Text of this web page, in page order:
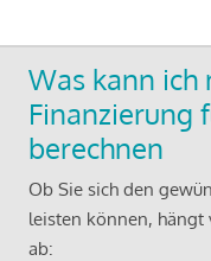
Was kann ich
Finanzierung
berechnen
Ob Sie sich den
leisten können,
ab: